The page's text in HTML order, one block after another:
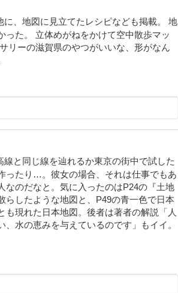
、地図に見立てたレシピなども掲載。 地
った。 立体めがねをかけて空中散歩マッ
リーの滋賀県のやつがいいな、形がなん
と同じ線を辿れるか東京の街中で試した
ったり…。彼女の場合、それは仕事でもあ
なのだなと。気に入ったのはP24の『土地
したような地図と、P49の青一色で日本
現れた日本地図。後者は著者の解説「人
水の恵みを与えているのです」もイイ。